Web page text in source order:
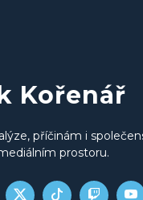
Kořenář
příčinám i
prostoru.